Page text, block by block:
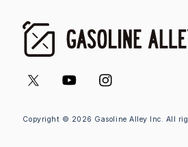
Copyright © 2026 Gasoline Alley Inc. All